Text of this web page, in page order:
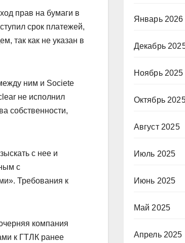
прав на бумаги в
срок платежей,
так как не указан в
ним и Societe
не исполнил
собственности,
с нее и
с
Требования к
компания
к ГТЛК ранее
Январь 2026
Декабрь
Ноябрь 2025
Октябрь
Август 2025
Июль 2025
Июнь 2025
Май 2025
Апрель 2025